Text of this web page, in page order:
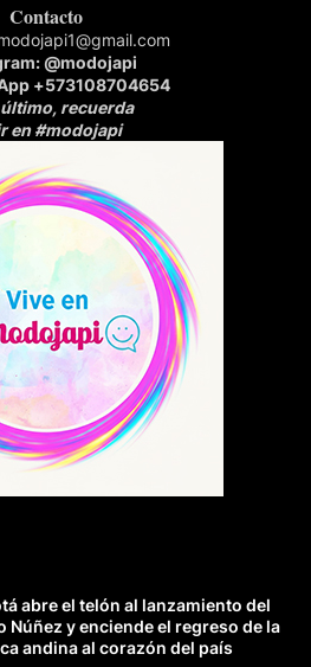
Contacto
@modojapi
+573108704654
recuerda
en #modojapi
abre el telón al lanzamiento del
Núñez y enciende el regreso de la
andina al corazón del país